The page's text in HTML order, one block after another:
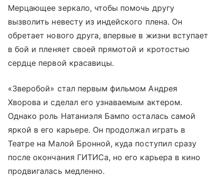
Мерцающее зеркало, чтобы помочь другу
вызволить невесту из индейского плена. Он
обретает нового друга, впервые в жизни вступает
в бой и пленяет своей прямотой и кротостью
сердце первой красавицы.
«Зверобой» стал первым фильмом Андрея
Хворова и сделал его узнаваемым актером.
Однако роль Натаниэля Бампо осталась самой
яркой в его карьере. Он продолжал играть в
Театре на Малой Бронной, куда поступил сразу
после окончания ГИТИСа, но его карьера в кино
продвигалась медленно.